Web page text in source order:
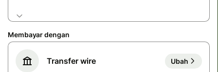
Membayar dengan
Transfer wire Ubah